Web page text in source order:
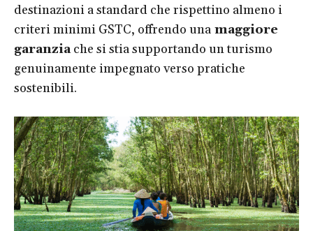
destinazioni a standard che rispettino almeno i
criteri minimi GSTC, offrendo una maggiore
garanziache si stia supportando un turismo
genuinamente impegnato verso pratiche
sostenibili.